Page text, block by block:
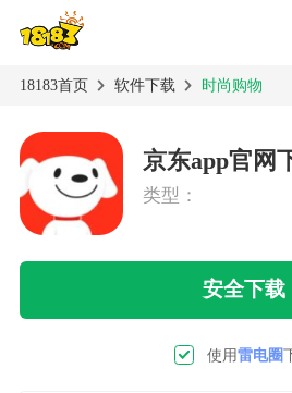
18183首页 软件下载 时尚购物
京东app官网
类型：
安全下载
使用雷电圈